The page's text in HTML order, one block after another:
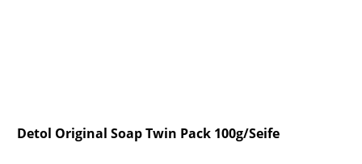
Detol Original Soap Twin Pack 100g/Seife